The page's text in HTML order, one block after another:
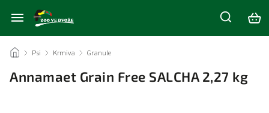
/ Psi / Krmiva / Granule
Annamaet Grain Free SALCHA 2,27 kg